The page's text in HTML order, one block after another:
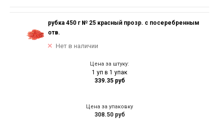
рубка 450 г № 25 красный прозр. с посеребренным
отв.
Нет в наличии
Цена за штуку:
1 уп в 1 упак
339.35 руб
Цена за упаковку
308.50 руб